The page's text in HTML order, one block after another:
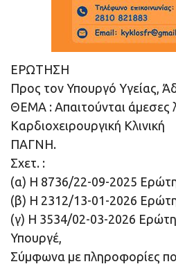
ΕΡΩΤΗΣΗ
Προς τον Υπουργό Υγείας,
ΘΕΜΑ : Απαιτούνται άμεσες
Καρδιοχειρουργική Κλινική
ΠΑΓΝΗ.
Σχετ. :
(α) Η 8736/22-09-2025
(β) Η 2312/13-01-2026
(γ) Η 3534/02-03-2026
Υπουργέ,
Σύμφωνα με πληροφορίες